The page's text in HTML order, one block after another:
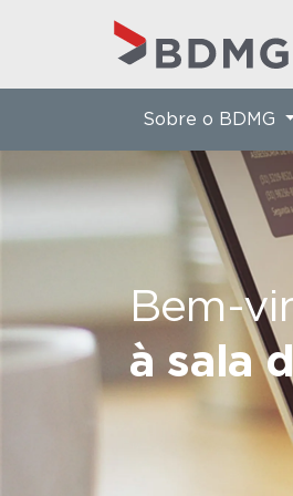
Bem-
à sala
Sobre o BDMG